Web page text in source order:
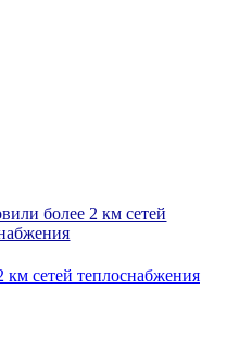
сетей теплоснабжения